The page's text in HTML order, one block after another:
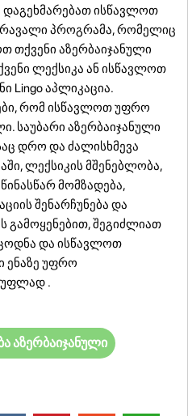
ისწავლოთ
პროგრამა, რომელიც
თქვენი აზერბაიჯანული
ლექსიკა ან ისწავლოთ
Lingo აპლიკაცია.
რომ ისწავლოთ უფრო
საუბარი აზერბაიჯანული
დრო და ძალისხმევა
ლექსიკის მშენებლობა,
მომზადება,
შენარჩუნება და
შეგიძლიათ
ცოდნა და ისწავლოთ
ენაზე უფრო
.
აზერბაიჯანული